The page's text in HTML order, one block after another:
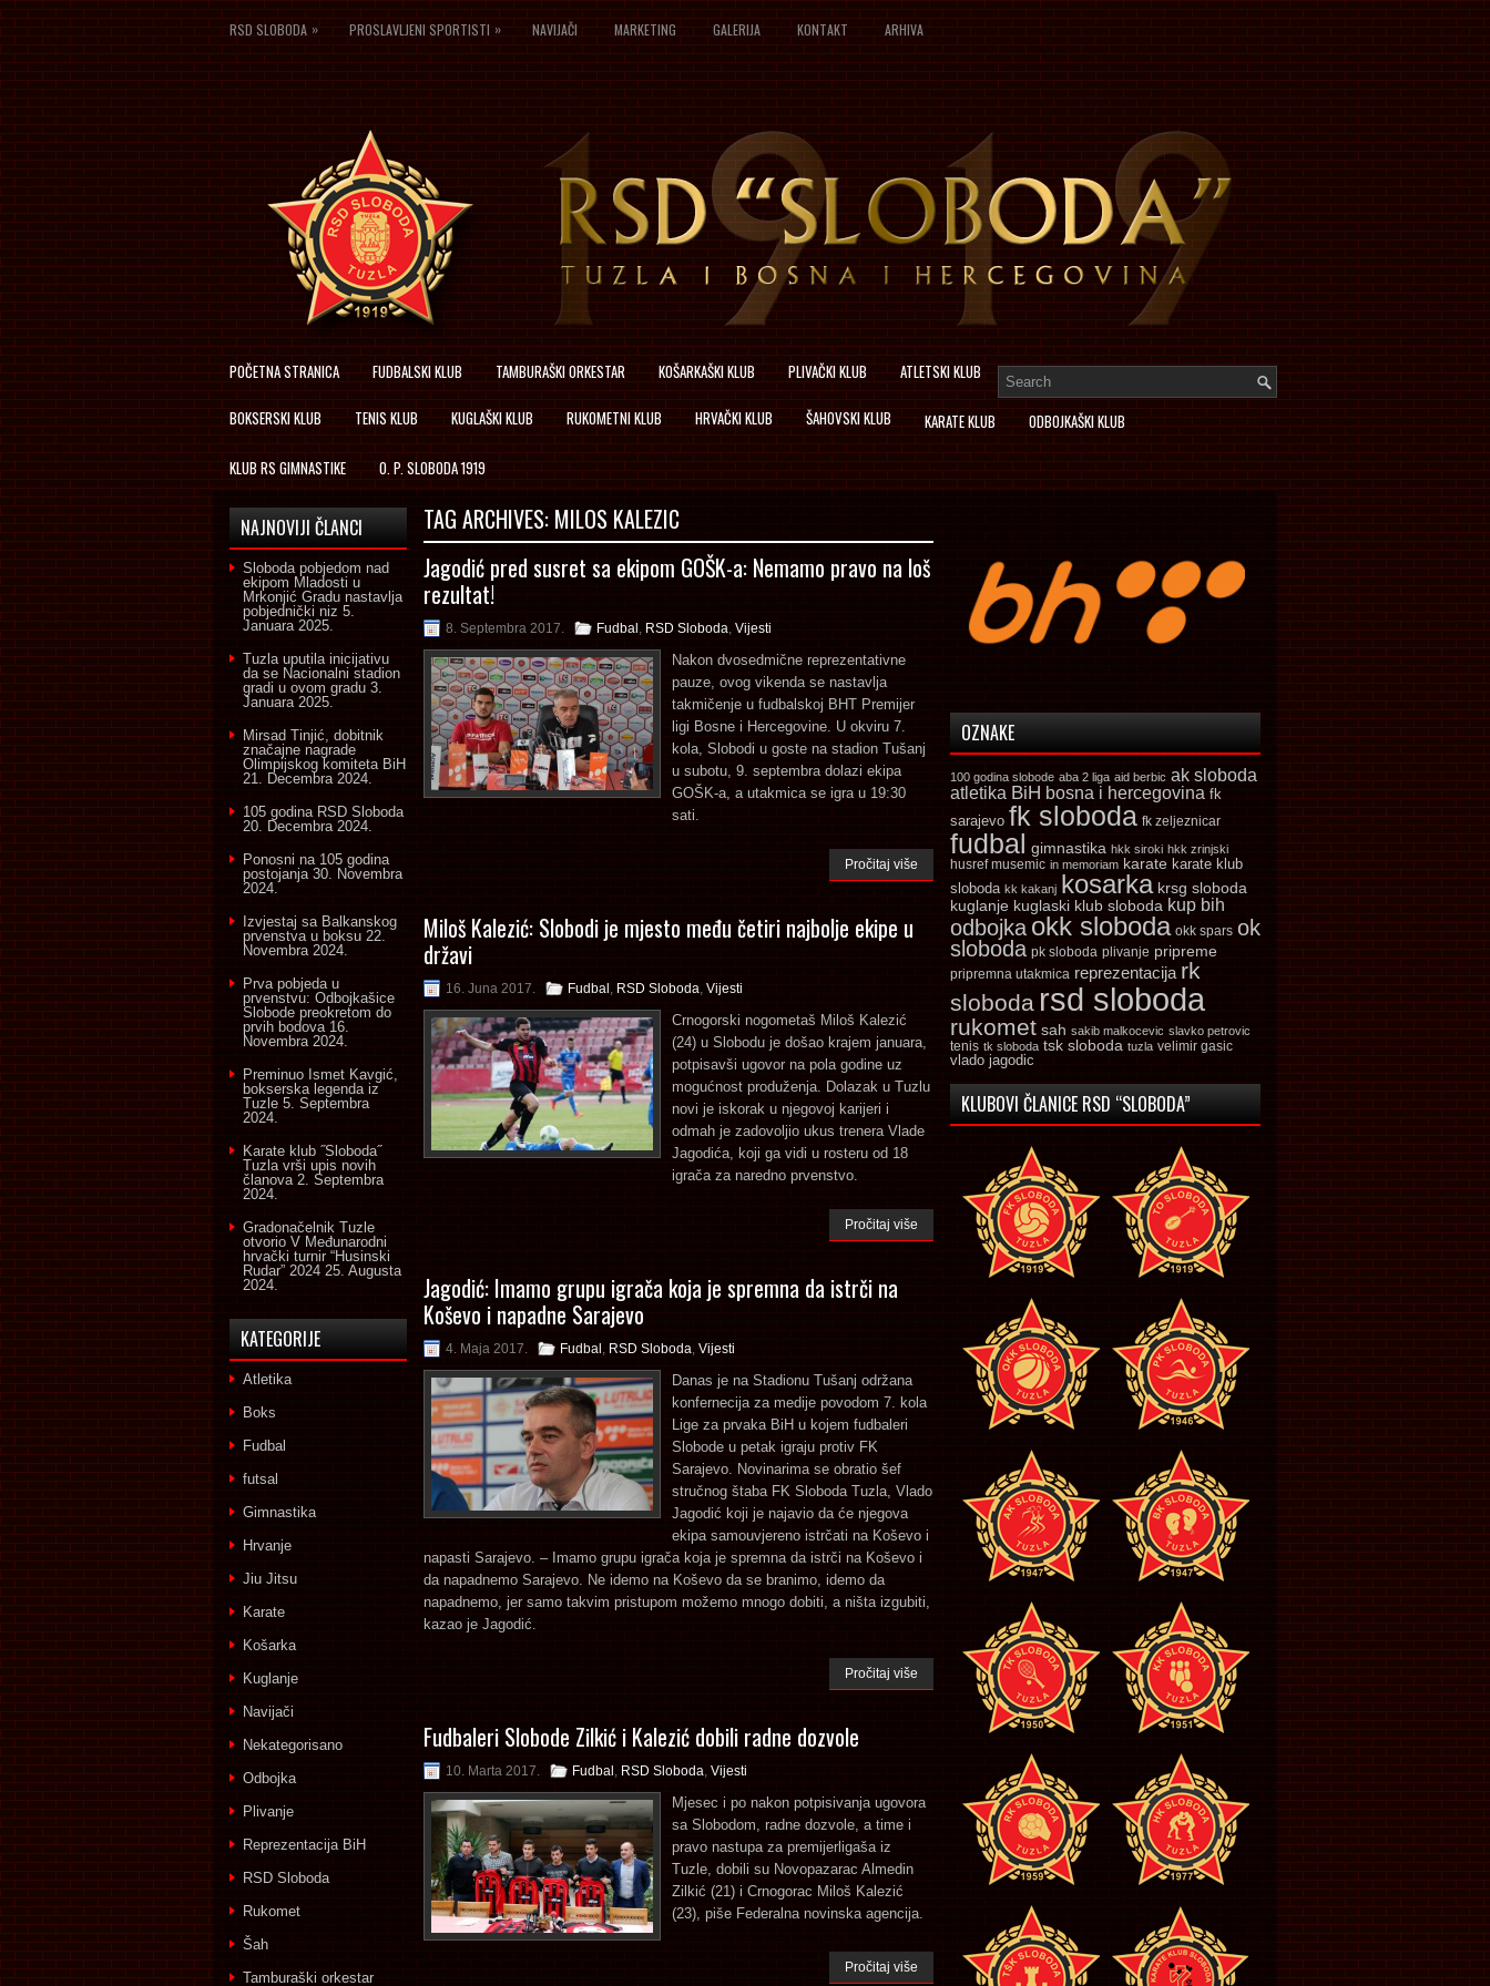
RSD SLOBODA » PROSLAVLJENI SPORTISTI » NAVIJAČI MARKETING GALERIJA KONTAKT ARHIVA
POČETNA STRANICA FUDBALSKI KLUB TAMBURAŠKI ORKESTAR KOŠARKAŠKI KLUB PLIVAČKI KLUB ATLETSKI KLUB
BOKSERSKI KLUB TENIS KLUB KUGLAŠKI KLUB RUKOMETNI KLUB HRVAČKI KLUB ŠAHOVSKI KLUB KARATE KLUB ODBOJKAŠKI KLUB
KLUB RS GIMNASTIKE O. P. SLOBODA 1919
TAG ARCHIVES: MILOS KALEZIC
Jagodić pred susret sa ekipom GOŠK-a: Nemamo pravo na loš
rezultat!
8. Septembra 2017. Fudbal , RSD Sloboda, Vijesti
Nakon dvosedmične reprezentativne
pauze, ovog vikenda se nastavlja
takmičenje u fudbalskoj BHT Premijer
ligi Bosne i Hercegovine. U okviru 7.
kola, Slobodi u goste na stadion Tušanj
u subotu, 9. septembra dolazi ekipa
GOŠK-a, a utakmica se igra u 19:30
sati.
Pročitaj više
Miloš Kalezić: Slobodi je mjesto među četiri najbolje ekipe u
državi
16. Juna 2017. Fudbal , RSD Sloboda, Vijesti
Crnogorski nogometaš Miloš Kalezić
(24) u Slobodu je došao krajem januara,
potpisavši ugovor na pola godine uz
mogućnost produženja. Dolazak u Tuzlu
novi je iskorak u njegovoj karijeri i
odmah je zadovoljio ukus trenera Vlade
Jagodića, koji ga vidi u rosteru od 18
igrača za naredno prvenstvo.
Pročitaj više
Jagodić: Imamo grupu igrača koja je spremna da istrči na
Koševo i napadne Sarajevo
4. Maja 2017. Fudbal , RSD Sloboda, Vijesti
Danas je na Stadionu Tušanj održana
konfernecija za medije povodom 7. kola
Lige za prvaka BiH u kojem fudbaleri
Slobode u petak igraju protiv FK
Sarajevo. Novinarima se obratio šef
stručnog štaba FK Sloboda Tuzla, Vlado
Jagodić koji je najavio da će njegova
ekipa samouvjereno istrčati na Koševo i
napasti Sarajevo. – Imamo grupu igrača koja je spremna da istrči na Koševo i
da napadnemo Sarajevo. Ne idemo na Koševo da se branimo, idemo da
napadnemo, jer samo takvim pristupom možemo mnogo dobiti, a ništa izgubiti,
kazao je Jagodić.
Pročitaj više
Fudbaleri Slobode Zilkić i Kalezić dobili radne dozvole
10. Marta 2017. Fudbal , RSD Sloboda, Vijesti
Mjesec i po nakon potpisivanja ugovora
sa Slobodom, radne dozvole, a time i
pravo nastupa za premijerligaša iz
Tuzle, dobili su Novopazarac Almedin
Zilkić (21) i Crnogorac Miloš Kalezić
(23), piše Federalna novinska agencija.
Pročitaj više
NAJNOVIJI ČLANCI
Sloboda pobjedom nad
ekipom Mladosti u
Mrkonjić Gradu nastavlja
pobjednički niz 5.
Januara 2025.
Tuzla uputila inicijativu
da se Nacionalni stadion
gradi u ovom gradu 3.
Januara 2025.
Mirsad Tinjić, dobitnik
značajne nagrade
Olimpijskog komiteta BiH
21. Decembra 2024.
105 godina RSD Sloboda
20. Decembra 2024.
Ponosni na 105 godina
postojanja 30. Novembra
2024.
Izvjestaj sa Balkanskog
prvenstva u boksu 22.
Novembra 2024.
Prva pobjeda u
prvenstvu: Odbojkašice
Slobode preokretom do
prvih bodova 16.
Novembra 2024.
Preminuo Ismet Kavgić,
bokserska legenda iz
Tuzle 5. Septembra
2024.
Karate klub ˝Sloboda˝
Tuzla vrši upis novih
članova 2. Septembra
2024.
Gradonačelnik Tuzle
otvorio V Međunarodni
hrvački turnir “Husinski
Rudar” 2024 25. Augusta
2024.
KATEGORIJE
Atletika
Boks
Fudbal
futsal
Gimnastika
Hrvanje
Jiu Jitsu
Karate
Košarka
Kuglanje
Navijači
Nekategorisano
Odbojka
Plivanje
Reprezentacija BiH
RSD Sloboda
Rukomet
Šah
Tamburaški orkestar
OZNAKE
100 godina slobode aba 2 liga aid berbic ak sloboda
atletika BiH bosna i hercegovina fk
sarajevo fk sloboda fk zeljeznicar
fudbal gimnastika hkk siroki hkk zrinjski
husref musemic in memoriam karate karate klub
sloboda kk kakanj kosarka krsg sloboda
kuglanje kuglaski klub sloboda kup bih
odbojka okk sloboda okk spars ok
sloboda pk sloboda plivanje pripreme
pripremna utakmica reprezentacija rk
sloboda rsd sloboda
rukomet sah sakib malkocevic slavko petrovic
tenis tk sloboda tsk sloboda tuzla velimir gasic
vlado jagodic
KLUBOVI ČLANICE RSD “SLOBODA”